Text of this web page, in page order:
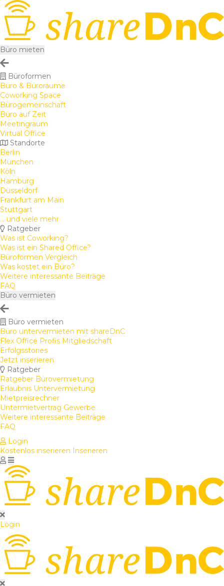
Büro mieten
Büroformen
Büro & Büroräume
Coworking Space
Bürogemeinschaft
Büro auf Zeit
Meetingraum
Virtual Office
Standorte
Berlin
München
Köln
Hamburg
Düsseldorf
Frankfurt am Main
Stuttgart
... und viele mehr
Ratgeber
Was ist Coworking?
Was ist ein Shared Office?
Büroformen Vergleich
Was kostet ein Büro?
Weitere interessante Beiträge
FAQ
Büro vermieten
Büro vermieten
Büro untervermieten mit shareDnC
Flex Office Profis Mitgliedschaft
Erfolgsstories
Jetzt inserieren
Ratgeber
Ratgeber Bürovermietung
Erlaubnis Untervermietung
Mietpreisrechner
Untermietvertrag Gewerbe
Weitere interessante Beiträge
FAQ
Login
Kostenlos inserieren Inserieren
Login